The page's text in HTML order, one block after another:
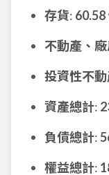
存貨: 60.58
不動產、
投資性不
資產總計:
負債總計:
權益總計: